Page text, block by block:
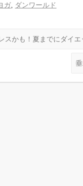
ガ ダンワールド
スかも！夏までにダイ